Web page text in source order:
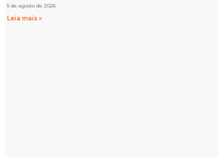
5 de agosto de 2026
Leia mais »